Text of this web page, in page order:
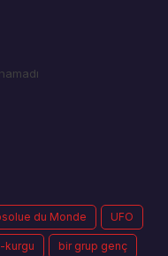
du Monde UFO
kurgu bir grup genç